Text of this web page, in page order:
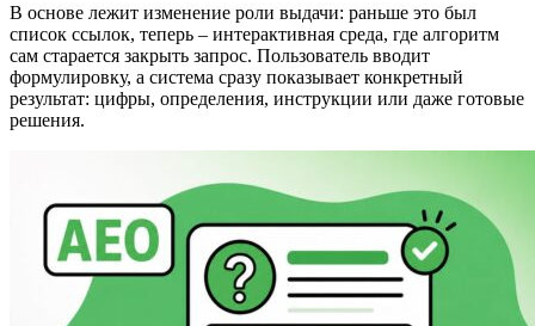
В основе лежит изменение роли выдачи: раньше это был
список ссылок, теперь – интерактивная среда, где алгоритм
сам старается закрыть запрос. Пользователь вводит
формулировку, а система сразу показывает конкретный
результат: цифры, определения, инструкции или даже готовые
решения.